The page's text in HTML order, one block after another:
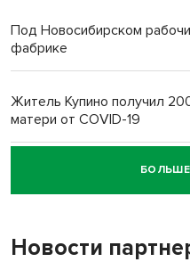
Под Новосибирском
фабрике
Житель Купино получил
матери от COVID-19
Новосибирский суд
пенсионерки на вокзале
Новости